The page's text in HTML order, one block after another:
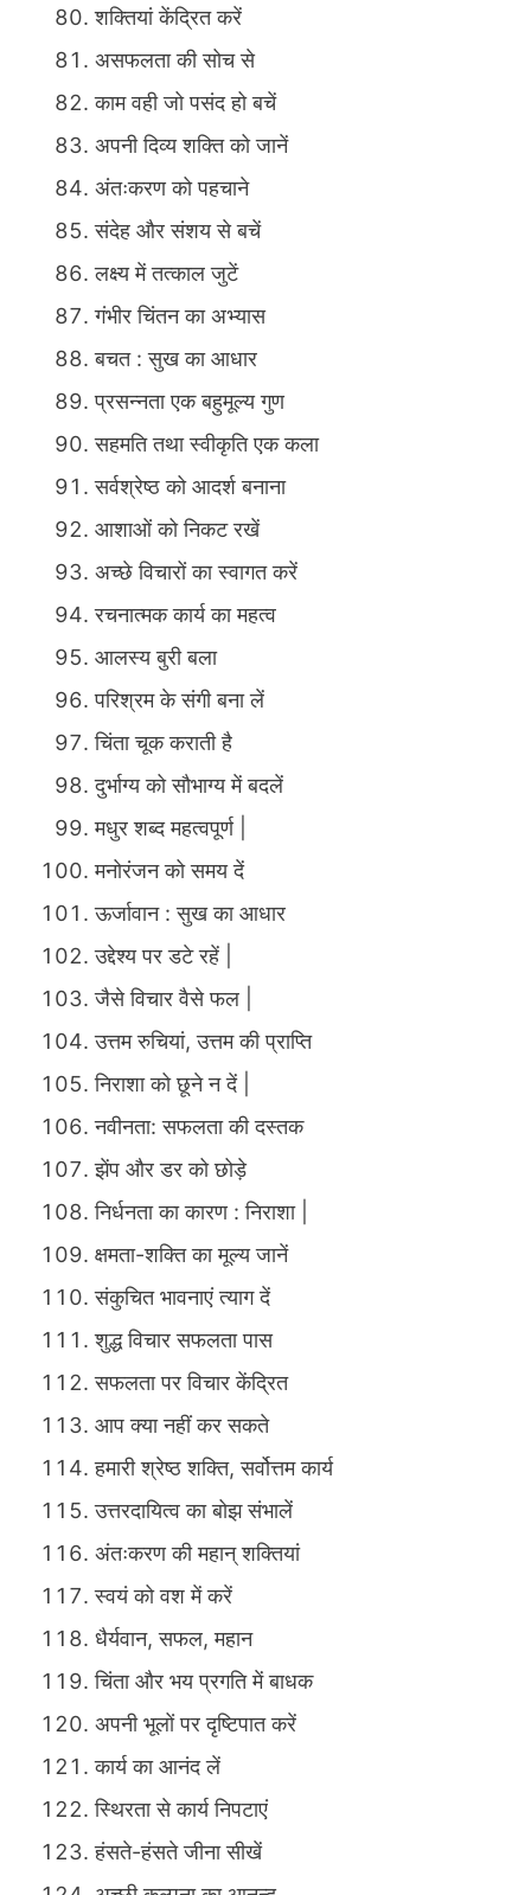
शक्तियां केंद्रित करें
असफलता की सोच से
काम वही जो पसंद हो बचें
अपनी दिव्य शक्ति को जानें
अंतःकरण को पहचाने
संदेह और संशय से बचें
लक्ष्य में तत्काल जुटें
गंभीर चिंतन का अभ्यास
बचत : सुख का आधार
प्रसन्नता एक बहुमूल्य गुण
सहमति तथा स्वीकृति एक कला
सर्वश्रेष्ठ को आदर्श बनाना
आशाओं को निकट रखें
अच्छे विचारों का स्वागत करें
रचनात्मक कार्य का महत्व
आलस्य बुरी बला
परिश्रम के संगी बना लें
चिंता चूक कराती है
दुर्भाग्य को सौभाग्य में बदलें
मधुर शब्द महत्वपूर्ण |
मनोरंजन को समय दें
ऊर्जावान : सुख का आधार
उद्देश्य पर डटे रहें |
जैसे विचार वैसे फल |
उत्तम रुचियां, उत्तम की प्राप्ति
निराशा को छूने न दें |
नवीनता: सफलता की दस्तक
झेंप और डर को छोड़े
निर्धनता का कारण : निराशा |
क्षमता-शक्ति का मूल्य जानें
संकुचित भावनाएं त्याग दें
शुद्ध विचार सफलता पास
सफलता पर विचार केंद्रित
आप क्या नहीं कर सकते
हमारी श्रेष्ठ शक्ति, सर्वोत्तम कार्य
उत्तरदायित्व का बोझ संभालें
अंतःकरण की महान् शक्तियां
स्वयं को वश में करें
धैर्यवान, सफल, महान
चिंता और भय प्रगति में बाधक
अपनी भूलों पर दृष्टिपात करें
कार्य का आनंद लें
स्थिरता से कार्य निपटाएं
हंसते-हंसते जीना सीखें